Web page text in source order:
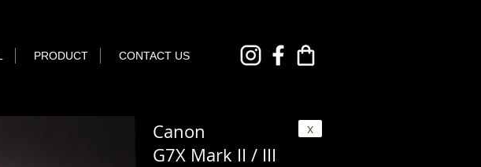
PRODUCT CONTACT US
Canon
G7X Mark II / III
x